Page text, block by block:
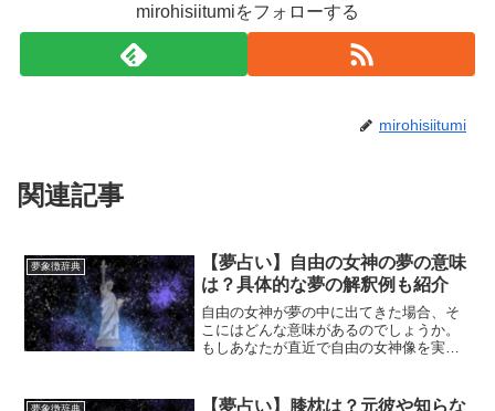
mirohisiitumiをフォローする
mirohisiitumi
関連記事
夢象徴辞典
【夢占い】自由の女神の夢の意味
は？具体的な夢の解釈例も紹介
自由の女神が夢の中に出てきた場合、そ
こにはどんな意味があるのでしょうか。
もしあなたが直近で自由の女神像を実際
女神を夢の中で出させたという可能性が
夢象徴辞典
【夢占い】膝枕は？元彼や知らな